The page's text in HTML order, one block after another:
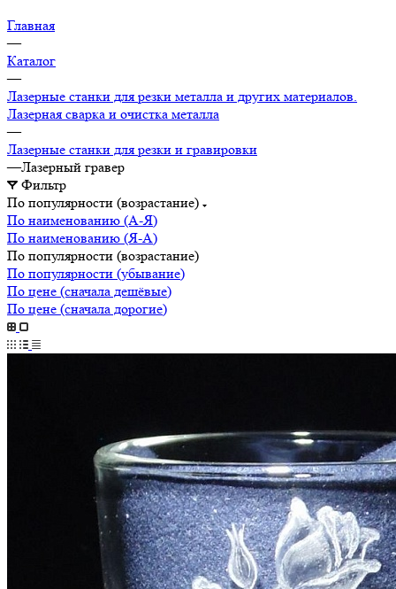
Главная
—
Каталог
—
Лазерные станки для резки металла и других материалов.
Лазерная сварка и очистка металла
—
Лазерные станки для резки и гравировки
—Лазерный гравер
Фильтр
По популярности (возрастание)
По наименованию (А-Я)
По наименованию (Я-А)
По популярности (возрастание)
По популярности (убывание)
По цене (сначала дешёвые)
По цене (сначала дорогие)